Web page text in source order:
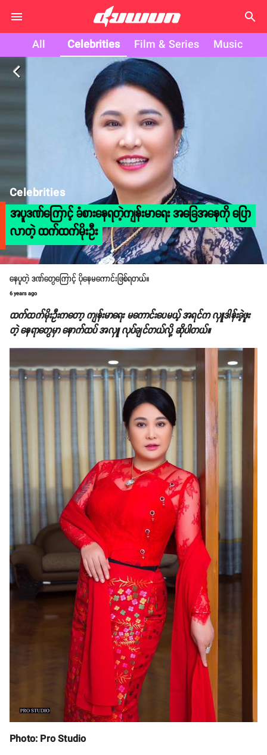
search
All Celebrities Film & Series Music
arrow_back_ios
Celebrities
အပူဒဏ်ကြောင့် ခံစားနေရတဲ့ကျန်းမာရေး အခြေအနေကို ပြော
လာတဲ့ ထက်ထက်မိုးဦး
နေပူတဲ့ ဒဏ်တွေကြောင့် ပိုနေမကောင်းဖြစ်ရတယ်။
6 years ago
ထက်ထက်မိုးဦးကတော့ ကျန်းမာရေး မကောင်းပေမယ့် အရင်က လှူဒါန်းခဲ့ဖူး
တဲ့ နေရာတွေမှာ နောက်ထပ် အလှူ လုပ်ချင်တယ်လို့ ဆိုပါတယ်။
Photo: Pro Studio